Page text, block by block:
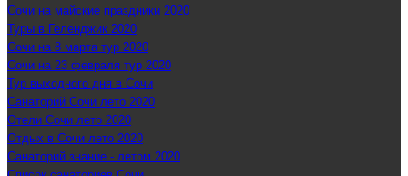
Сочи на майские праздники 2020
Туры в Геленджик 2020
Сочи на 8 марта тур 2020
Сочи на 23 февраля тур 2020
Тур выходного дня в Сочи
Санаторий Сочи лето 2020
Отели Сочи лето 2020
Отдых в Сочи лето 2020
Санаторий знание - летом 2020